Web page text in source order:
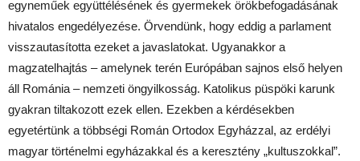
egyneműek együttélésének és gyermekek örökbefogadásának
hivatalos engedélyezése. Örvendünk, hogy eddig a parlament
visszautasította ezeket a javaslatokat. Ugyanakkor a
magzatelhajtás – amelynek terén Európában sajnos első helyen
áll Románia – nemzeti öngyilkosság. Katolikus püspöki karunk
gyakran tiltakozott ezek ellen. Ezekben a kérdésekben
egyetértünk a többségi Román Ortodox Egyházzal, az erdélyi
magyar történelmi egyházakkal és a keresztény „kultuszokkal”.